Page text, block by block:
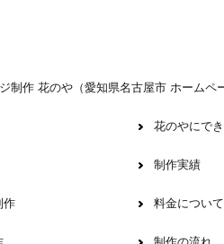
制作 花のや（愛知県名古屋市 ホームペ
作
花のやにで
制作実績
料金について